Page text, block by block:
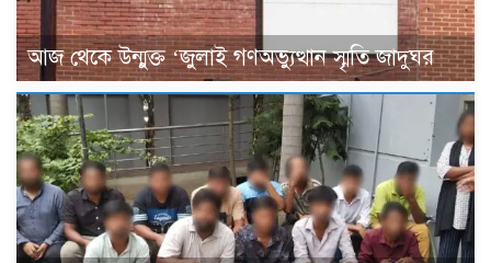
আজ থেকে উন্মুক্ত ‘জুলাই গণঅভ্যুত্থান স্মৃতি জাদুঘর